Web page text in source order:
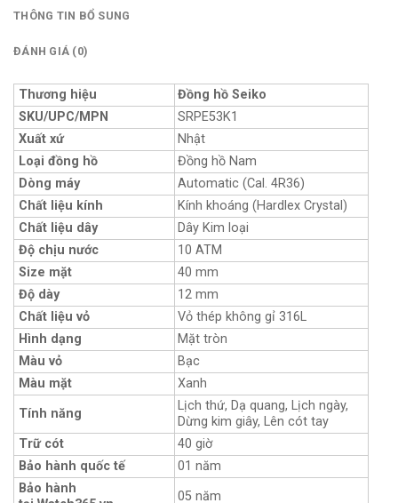
THÔNG TIN BỔ SUNG
ĐÁNH GIÁ (0)
Thương hiệu
Đồng hồ Seiko
SKU/UPC/MPN
SRPE53K1
Xuất xứ
Nhật
Loại đồng hồ
Đồng hồ Nam
Dòng máy
Automatic (Cal. 4R36)
Chất liệu kính
Kính khoáng (Hardlex Crystal)
Chất liệu dây
Dây Kim loại
Độ chịu nước
10 ATM
Size mặt
40 mm
Độ dày
12 mm
Chất liệu vỏ
Vỏ thép không gỉ 316L
Hình dạng
Mặt tròn
Màu vỏ
Bạc
Màu mặt
Xanh
Tính năng
Lịch thứ, Dạ quang, Lịch ngày,
Dừng kim giây, Lên cót tay
Trữ cót
40 giờ
Bảo hành quốc tế
01 năm
Bảo hành
05 năm